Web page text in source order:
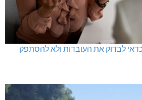
לבדוק את העובדות ולא להסתפק